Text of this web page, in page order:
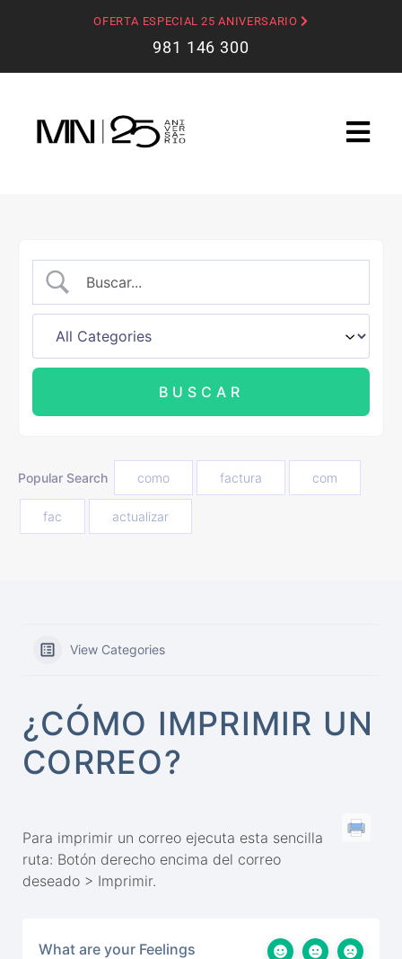
OFERTA ESPECIAL 25 ANIVERSARIO
981 146 300
Popular Search como factura com
fac actualizar
View Categories
¿CÓMO IMPRIMIR UN
CORREO?
Para imprimir un correo ejecuta esta sencilla
ruta: Botón derecho encima del correo
deseado > Imprimir.
What are your Feelings